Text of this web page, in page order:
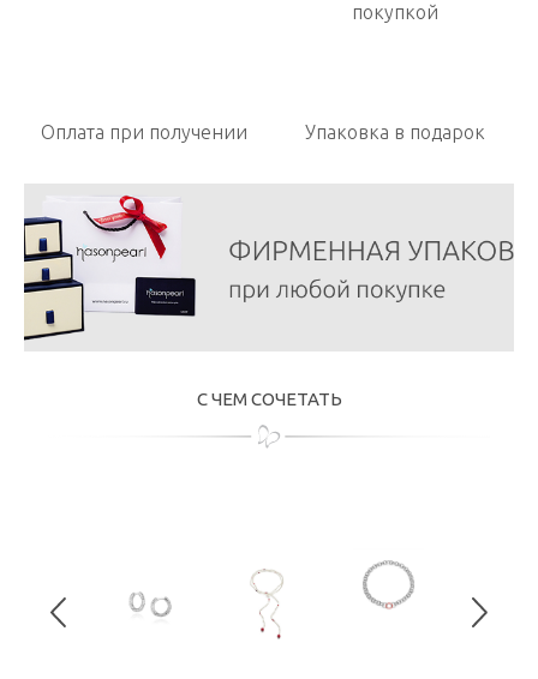
покупкой
Оплата при получении Упаковка в подарок
С ЧЕМ СОЧЕТАТЬ